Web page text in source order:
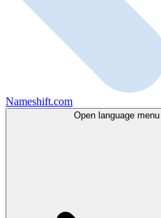
Nameshift.com
Open language menu